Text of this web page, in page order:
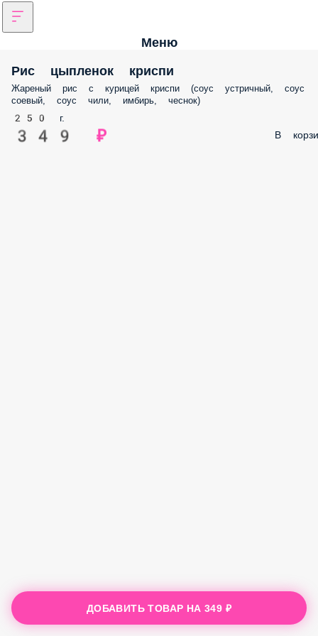
Меню
Рис цыпленок криспи
Жареный рис с курицей криспи (соус устричный, соус
соевый, соус чили, имбирь, чеснок)
250 г.
349 ₽ В
ДОБАВИТЬ ТОВАР НА349 ₽